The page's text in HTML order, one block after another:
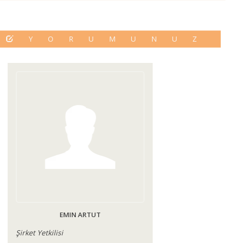
YORUMUNUZ
EMIN ARTUT
Şirket Yetkilisi